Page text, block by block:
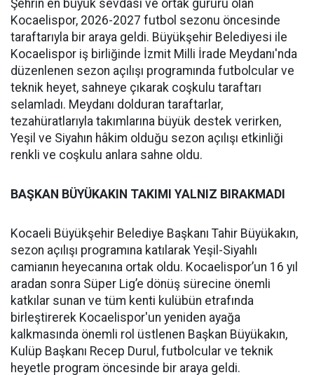
Şehrin en büyük sevdası ve ortak gururu olan
Kocaelispor, 2026-2027 futbol sezonu öncesinde
taraftarıyla bir araya geldi. Büyükşehir Belediyesi ile
Kocaelispor iş birliğinde İzmit Milli İrade Meydanı'nda
düzenlenen sezon açılışı programında futbolcular ve
teknik heyet, sahneye çıkarak coşkulu taraftarı
selamladı. Meydanı dolduran taraftarlar,
tezahüratlarıyla takımlarına büyük destek verirken,
Yeşil ve Siyahın hâkim olduğu sezon açılışı etkinliği
renkli ve coşkulu anlara sahne oldu.
BAŞKAN BÜYÜKAKIN TAKIMI YALNIZ BIRAKMADI
Kocaeli Büyükşehir Belediye Başkanı Tahir Büyükakın,
sezon açılışı programına katılarak Yeşil-Siyahlı
camianın heyecanına ortak oldu. Kocaelispor’un 16 yıl
aradan sonra Süper Lig’e dönüş sürecine önemli
katkılar sunan ve tüm kenti kulübün etrafında
birleştirerek Kocaelispor'un yeniden ayağa
kalkmasında önemli rol üstlenen Başkan Büyükakın,
Kulüp Başkanı Recep Durul, futbolcular ve teknik
heyetle program öncesinde bir araya geldi.